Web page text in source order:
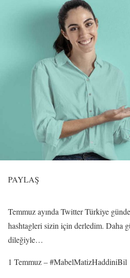
PAYLAŞ
Temmuz ayında Twitter Türkiye
hashtagleri sizin için derledim. Daha
dileğiyle…
1 Temmuz – #MabelMatizHaddiniBil